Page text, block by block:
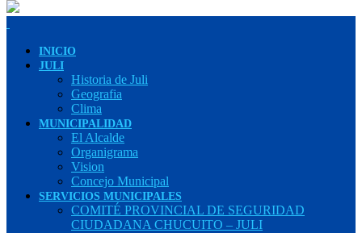
INICIO
JULI
Historia de Juli
Geografia
Clima
MUNICIPALIDAD
El Alcalde
Organigrama
Vision
Concejo Municipal
SERVICIOS MUNICIPALES
COMITÉ PROVINCIAL DE SEGURIDAD
CIUDADANA CHUCUITO – JULI